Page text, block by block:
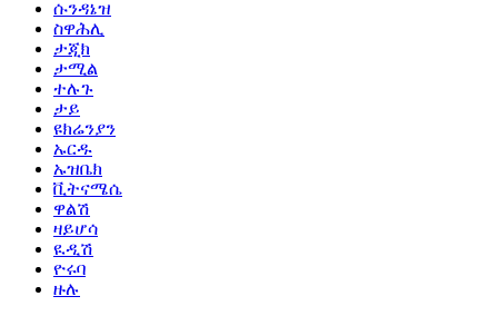
ሱንዳኔዝ
ስዋሕሊ
ታጂክ
ታሚል
ተሉጉ
ታይ
ዩክሬንያን
ኡርዱ
ኡዝቤክ
ቪትናሜሴ
ዋልሽ
ዛይሆሳ
ዪዲሽ
ዮሩባ
ዙሉ